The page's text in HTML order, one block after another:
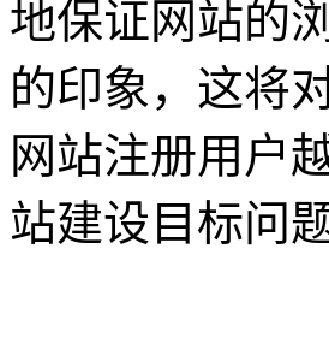
地保证网站的
的印象，这将
网站注册用户
站建设目标问题